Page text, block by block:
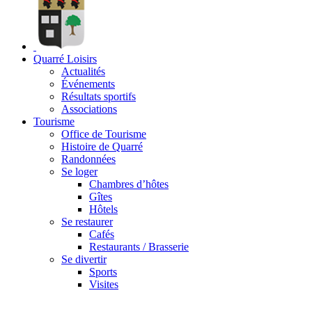
Quarré Loisirs
Actualités
Événements
Résultats sportifs
Associations
Tourisme
Office de Tourisme
Histoire de Quarré
Randonnées
Se loger
Chambres d’hôtes
Gîtes
Hôtels
Se restaurer
Cafés
Restaurants / Brasserie
Se divertir
Sports
Visites